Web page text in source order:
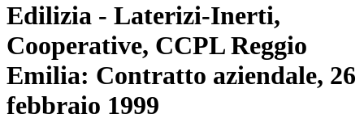
Edilizia - Laterizi-Inerti,
Cooperative, CCPL Reggio
Emilia: Contratto aziendale, 26
febbraio 1999